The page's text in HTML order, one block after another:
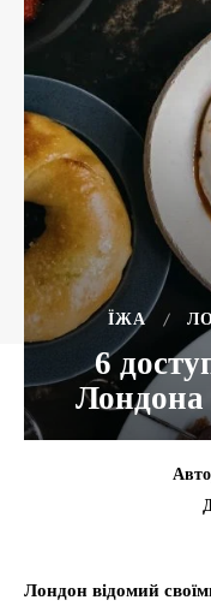
ЇЖА
6
Лондона
Лондон відомий